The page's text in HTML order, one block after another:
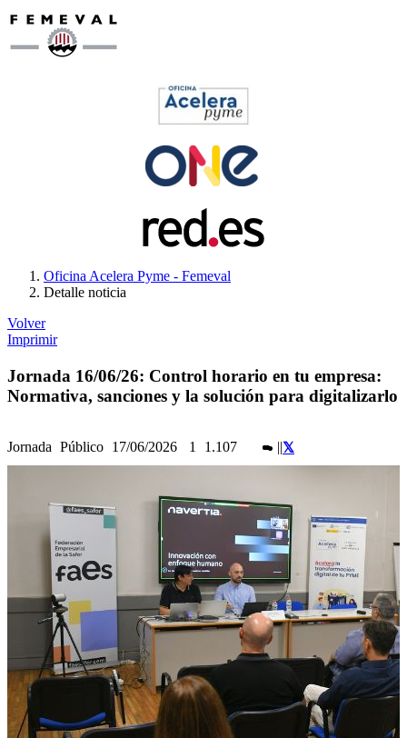
Oficina Acelera Pyme - Femeval
Detalle noticia
Volver
Imprimir
Jornada 16/06/26: Control horario en tu empresa:
Normativa, sanciones y la solución para digitalizarlo
Jornada Público 17/06/2026 1 1.107 ||